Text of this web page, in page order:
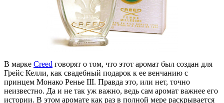
В марке Creed говорят о том, что этот аромат был создан для
Грейс Келли, как свадебный подарок к ее венчанию с
принцем Монако Ренье III. Правда это, или нет, точно
неизвестно. Да и не так уж важно, ведь сам аромат важнее его
истории. В этом аромате как раз в полной мере раскрывается